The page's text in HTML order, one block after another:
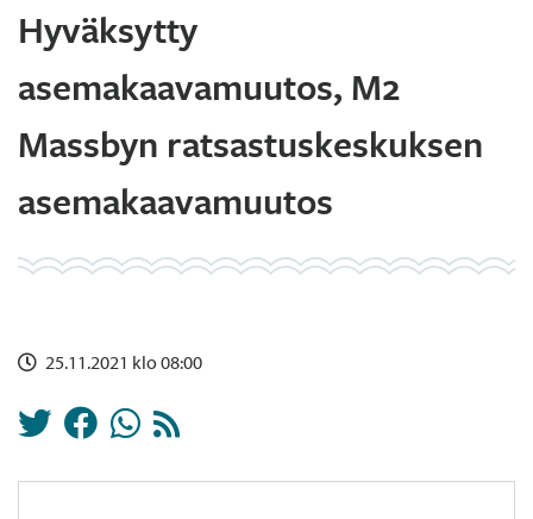
Hyväksytty
asemakaavamuutos, M2
Massbyn ratsastuskeskuksen
asemakaavamuutos
25.11.2021 klo 08:00